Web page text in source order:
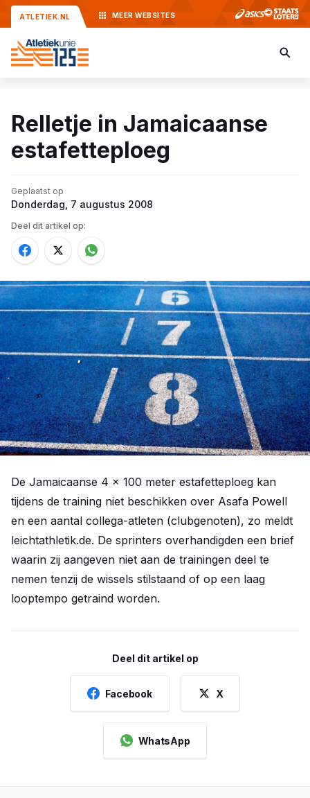
ATLETIEK.NL MEER WEBSITES
Relletje in Jamaicaanse
estafetteploeg
Geplaatst op
Donderdag, 7 augustus 2008
Deel dit artikel op:
De Jamaicaanse 4 x 100 meter estafetteploeg kan
tijdens de training niet beschikken over Asafa Powell
en een aantal collega-atleten (clubgenoten), zo meldt
leichtathletik.de. De sprinters overhandigden een brief
waarin zij aangeven niet aan de trainingen deel te
nemen tenzij de wissels stilstaand of op een laag
looptempo getraind worden.
Deel dit artikel op
Facebook X
WhatsApp